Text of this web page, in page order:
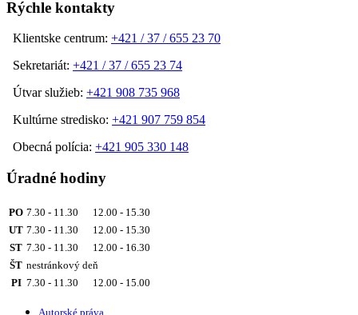
Rýchle kontakty
Klientske centrum: +421 / 37 / 655 23 70
Sekretariát: +421 / 37 / 655 23 74
Útvar služieb: +421 908 735 968
Kultúrne stredisko: +421 907 759 854
Obecná polícia: +421 905 330 148
Úradné hodiny
PO 7.30 - 11.30 12.00 - 15.30
UT 7.30 - 11.30 12.00 - 15.30
ST 7.30 - 11.30 12.00 - 16.30
ŠT nestránkový deň
PI 7.30 - 11.30 12.00 - 15.00
Autorské práva